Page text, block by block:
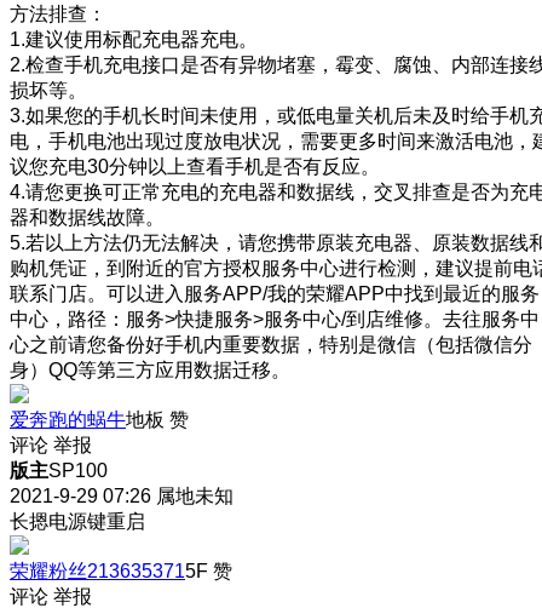
方法排查：
1.建议使用标配充电器充电。
2.检查手机充电接口是否有异物堵塞，霉变、腐蚀、内部连接
损坏等。
3.如果您的手机长时间未使用，或低电量关机后未及时给手机
电，手机电池出现过度放电状况，需要更多时间来激活电池，
议您充电30分钟以上查看手机是否有反应。
4.请您更换可正常充电的充电器和数据线，交叉排查是否为充
器和数据线故障。
5.若以上方法仍无法解决，请您携带原装充电器、原装数据线
购机凭证，到附近的官方授权服务中心进行检测，建议提前电
联系门店。可以进入服务APP/我的荣耀APP中找到最近的服务
中心，路径：服务>快捷服务>服务中心/到店维修。去往服务中
心之前请您备份好手机内重要数据，特别是微信（包括微信分
身）QQ等第三方应用数据迁移。
爱奔跑的蜗牛地板 赞
评论 举报
版主SP100
2021-9-29 07:26 属地未知
长摁电源键重启
荣耀粉丝2136353715F 赞
评论 举报